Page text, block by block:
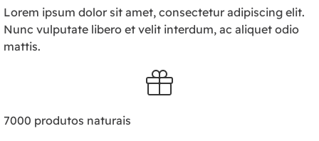
Lorem ipsum dolor sit amet, consectetur adipiscing elit.
Nunc vulputate libero et velit interdum, ac aliquet odio
mattis.
7000 produtos naturais